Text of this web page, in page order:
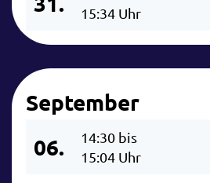
15:34 Uhr
September
06.
14:30 bis
15:04 Uhr